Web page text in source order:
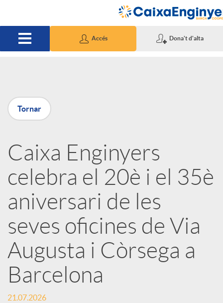
Accés Dona't d'alta
P
u
b
l
i
c
a
Tornar
Caixa Enginyers
celebra el 20è i el 35è
aniversari de les
seves oficines de Via
Augusta i Còrsega a
Barcelona
21.07.2026